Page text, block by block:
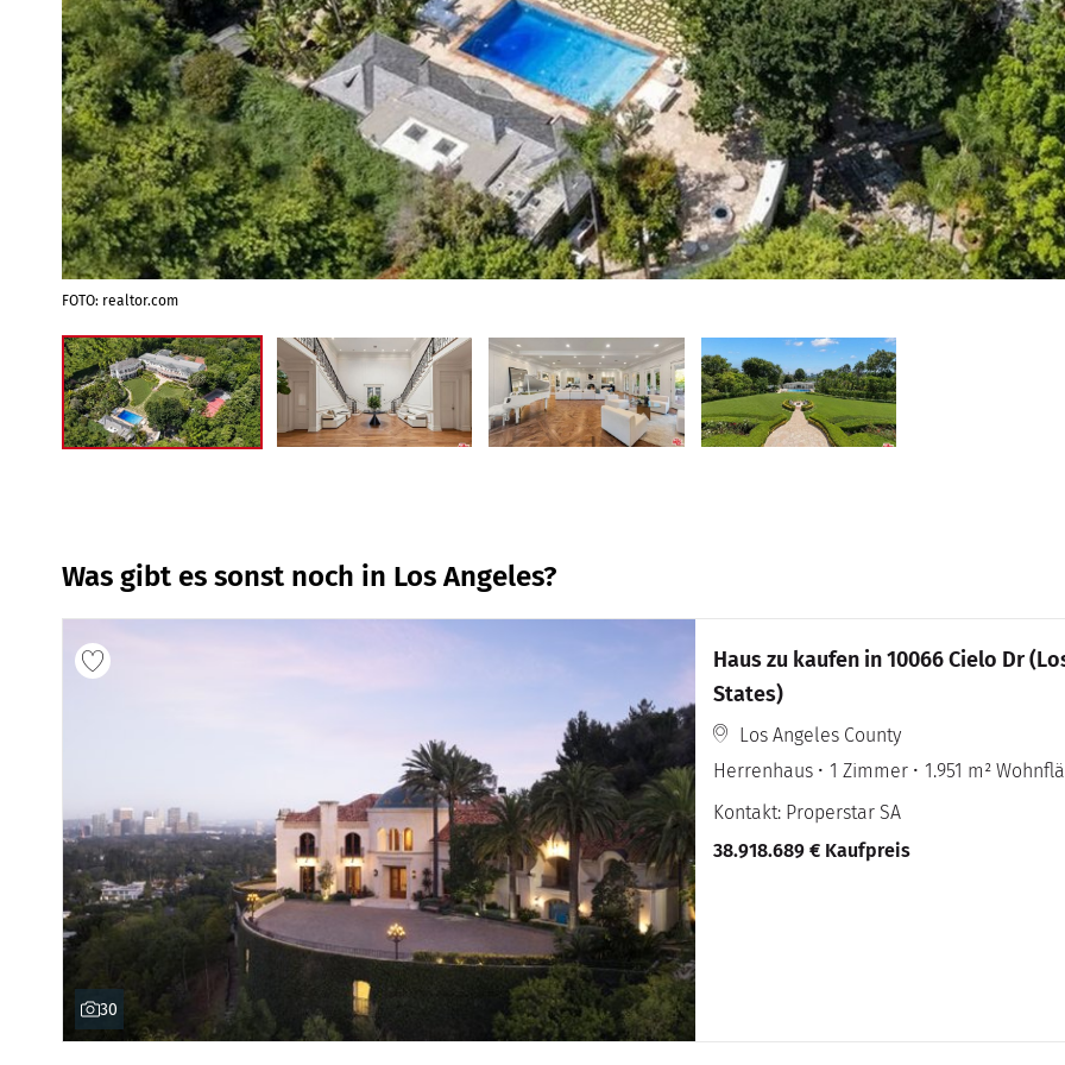
FOTO: realtor.com
Was gibt es sonst noch in Los Angeles?
30
Haus zu kaufen in 10066 Cielo Dr
States)
Los Angeles County
Herrenhaus
1 Zimmer 1.951 m²
Kontakt: Properstar SA
38.918.689 € Kaufpreis